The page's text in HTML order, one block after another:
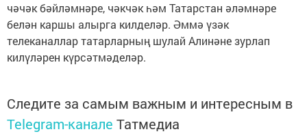
чәчәк бәйләмнәре, чәкчәк һәм Татарстан әләмнәре
белән каршы алырга килделәр. Әммә үзәк
телеканаллар татарларның шулай Алинәне зурлап
килүләрен күрсәтмәделәр.
Следите за самым важным и интересным в
Telegram-канале Татмедиа